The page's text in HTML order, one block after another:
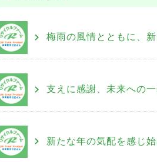
梅雨の風情とともに、
支えに感謝、未来への
新たな年の気配を感じ